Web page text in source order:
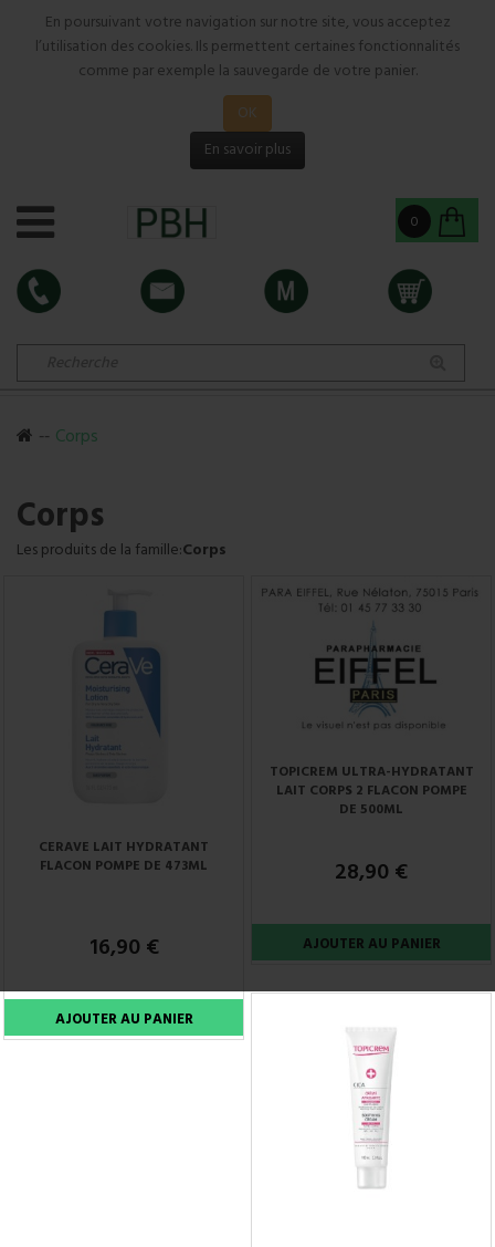
En poursuivant votre navigation sur notre site, vous acceptez
l’utilisation des cookies. Ils permettent certaines fonctionnalités
comme par exemple la sauvegarde de votre panier.
OK
En savoir plus
0
Corps
Corps
Les produits de la famille:Corps
CERAVE LAIT HYDRATANT
FLACON POMPE DE 473ML
16,90 €
TOPICREM ULTRA-HYDRATANT
LAIT CORPS 2 FLACON POMPE
DE 500ML
28,90 €